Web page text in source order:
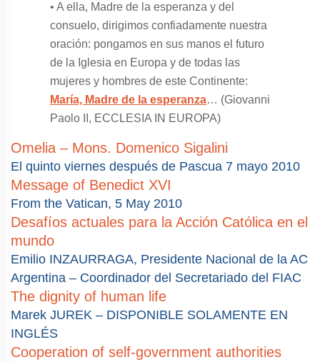
• A ella, Madre de la esperanza y del
consuelo, dirigimos confiadamente nuestra
oración: pongamos en sus manos el futuro
de la Iglesia en Europa y de todas las
mujeres y hombres de este Continente:
María, Madre de la esperanza… (Giovanni
Paolo II, ECCLESIA IN EUROPA)
Omelia – Mons. Domenico Sigalini
El quinto viernes después de Pascua 7 mayo 2010
Message of Benedict XVI
From the Vatican, 5 May 2010
Desafíos actuales para la Acción Católica en el
mundo
Emilio INZAURRAGA, Presidente Nacional de la AC
Argentina – Coordinador del Secretariado del FIAC
The dignity of human life
Marek JUREK – DISPONIBLE SOLAMENTE EN
INGLÉS
Cooperation of self-government authorities